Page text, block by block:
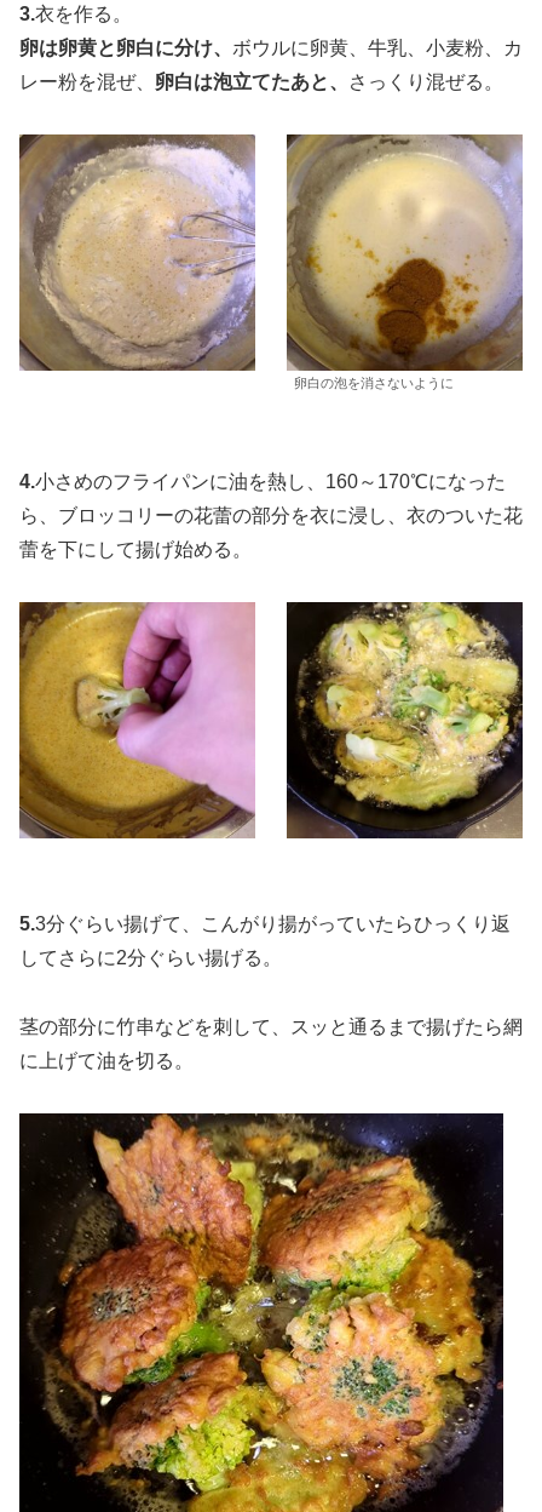
3.衣を作る。
卵は卵黄と卵白に分け、 ボウルに卵黄、牛乳、小麦粉、カ
レー粉を混ぜ、 卵白は泡立てたあと、 さっくり混ぜる。
卵白の泡を消さないように
4.小さめのフライパンに油を熱し、160～170℃になった
ら、ブロッコリーの花蕾の部分を衣に浸し、衣のついた花
蕾を下にして揚げ始める。
5.3分ぐらい揚げて、こんがり揚がっていたらひっくり返
してさらに2分ぐらい揚げる。
茎の部分に竹串などを刺して、スッと通るまで揚げたら網
に上げて油を切る。